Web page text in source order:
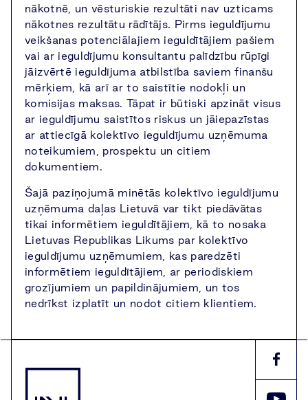
nākotnē, un vēsturiskie rezultāti nav uzticams
nākotnes rezultātu rādītājs. Pirms ieguldījumu
veikšanas potenciālajiem ieguldītājiem pašiem
vai ar ieguldījumu konsultantu palīdzību rūpīgi
jāizvērtē ieguldījuma atbilstība saviem finanšu
mērķiem, kā arī ar to saistītie nodokļi un
komisijas maksas. Tāpat ir būtiski apzināt visus
ar ieguldījumu saistītos riskus un jāiepazīstas
ar attiecīgā kolektīvo ieguldījumu uzņēmuma
noteikumiem, prospektu un citiem
dokumentiem.
Šajā paziņojumā minētās kolektīvo ieguldījumu
uzņēmuma daļas Lietuvā var tikt piedāvātas
tikai informētiem ieguldītājiem, kā to nosaka
Lietuvas Republikas Likums par kolektīvo
ieguldījumu uzņēmumiem, kas paredzēti
informētiem ieguldītājiem, ar periodiskiem
grozījumiem un papildinājumiem, un tos
nedrīkst izplatīt un nodot citiem klientiem.